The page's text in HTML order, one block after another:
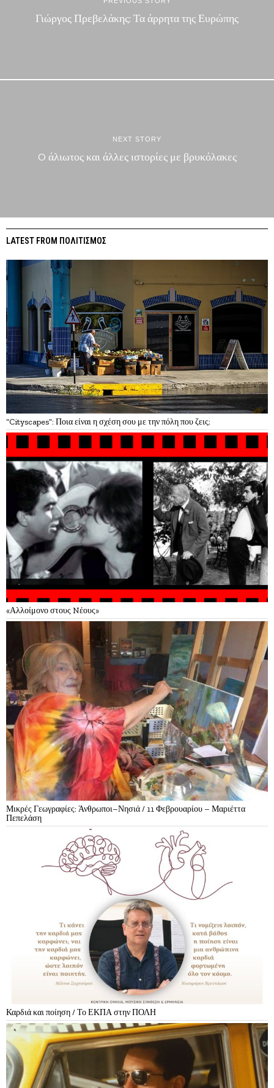
Γιώργος Πρεβελάκης: Τα άρρητα της Ευρώπης
NEXT STORY
O άλιωτος και άλλες ιστορίες με βρυκόλακες
LATEST FROM ΠΟΛΙΤΙΣΜΟΣ
“Cityscapes”: Ποια είναι η σχέση σου με την πόλη που ζεις;
«Αλλοίμονο στους Nέους»
Μικρές Γεωγραφίες: Άνθρωποι–Νησιά / 11 Φεβρουαρίου – Μαριέττα
Πεπελάση
Καρδιά και ποίηση / Το ΕΚΠΑ στην ΠΟΛΗ